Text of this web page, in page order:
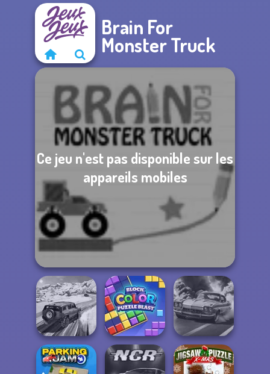
Brain For
Monster Truck
Ce jeu n'est pas disponible sur les
appareils mobiles